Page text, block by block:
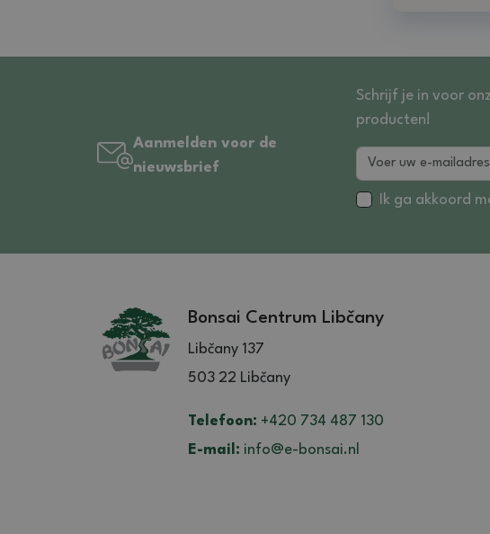
Aanmelden voor de
nieuwsbrief
Schrijf je in voor
producten!
Ik ga akkoord
Bonsai Centrum Libčany
Libčany 137
503 22 Libčany
Telefoon: +420 734 487 130
E-mail: info@e-bonsai.nl